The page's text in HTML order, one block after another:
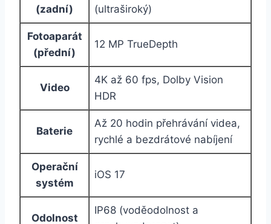
(zadní)
(ultraširoký)
Fotoaparát
(přední)
12 MP TrueDepth
Video
4K až 60 fps, Dolby Vision
HDR
Baterie
Až 20 hodin přehrávání videa,
rychlé a bezdrátové nabíjení
Operační
systém
iOS 17
Odolnost
IP68 (voděodolnost a